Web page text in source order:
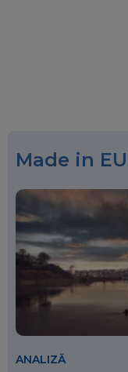
Made in EU
ANALIZĂ